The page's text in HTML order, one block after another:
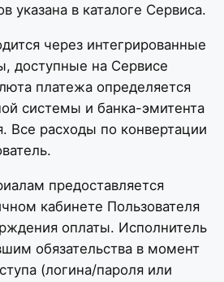
указана в каталоге Сервиса.
через интегрированные
доступные на Сервисе
платежа определяется
системы и банка-эмитента
Все расходы по конвертации
предоставляется
кабинете Пользователя
оплаты. Исполнитель
обязательства в момент
(логина/пароля или